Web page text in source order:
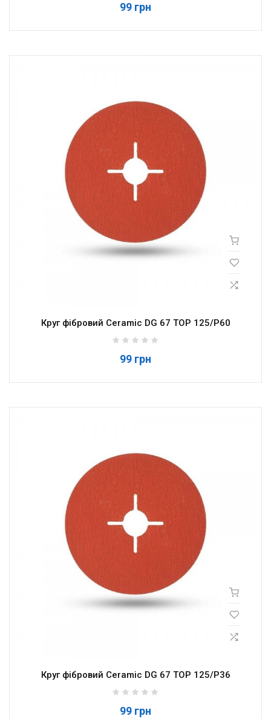
99 грн
Круг фібровий Ceramic DG 67 TOP 125/P60
99 грн
Круг фібровий Ceramic DG 67 TOP 125/P36
99 грн